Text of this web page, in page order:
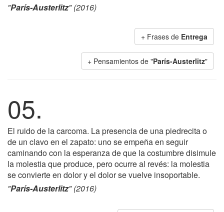
"París-Austerlitz" (2016)
+ Frases de Entrega
+ Pensamientos de "París-Austerlitz"
05.
El ruido de la carcoma. La presencia de una piedrecita o
de un clavo en el zapato: uno se empeña en seguir
caminando con la esperanza de que la costumbre disimule
la molestia que produce, pero ocurre al revés: la molestia
se convierte en dolor y el dolor se vuelve insoportable.
"París-Austerlitz" (2016)